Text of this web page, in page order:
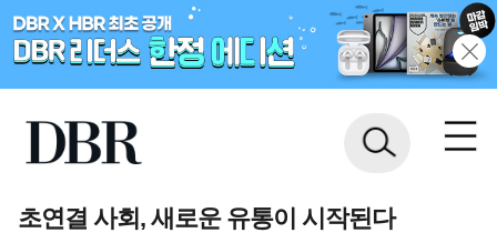
초연결 사회, 새로운 유통이 시작된다